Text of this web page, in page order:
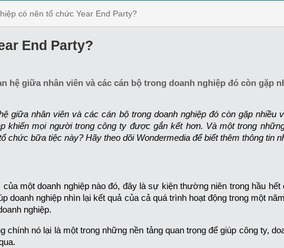
có nên tổ chức Year End Party?
End Party?
hệ giữa nhân viên và các cán bộ trong doanh nghiệp đó còn gặp
giữa nhân viên và các cán bộ trong doanh nghiệp đó còn gặp nhiều
khiến mọi người trong công ty được gắn kết hơn. Và một trong
chức bữa tiệc này? Hãy theo dõi Wondermedia để biết thêm thông tin
một doanh nghiệp nào đó, đây là sự kiện thường niên trong hầu hết
doanh nghiệp nhìn lại kết quả của cả quá trình hoạt động trong một
nghiệp.
nó lại là một trong những nền tảng quan trọng để giúp công ty,